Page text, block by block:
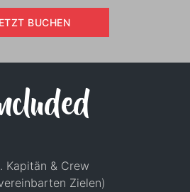
BUCHEN
Kapitän & Crew
Zielen)